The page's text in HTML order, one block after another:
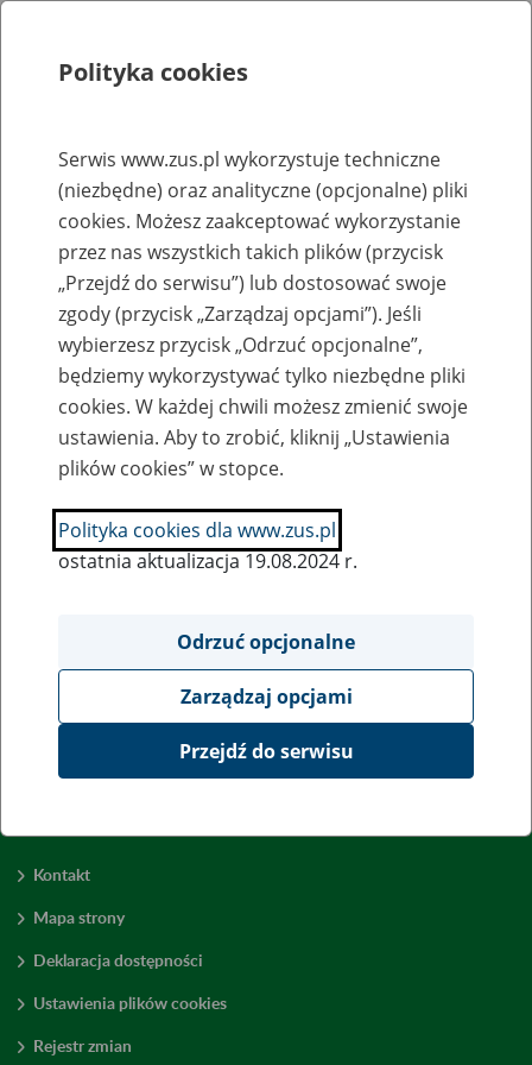
Rejestry, ewidencje i archiwa
Baza zlikwidowanych lub
przekształconych zakładów pracy
Nazwa zakładu pracy:
SZUKAJ
Wyświetl wszystkie
Kontakt
Mapa strony
Deklaracja dostępności
Ustawienia plików cookies
Rejestr zmian
Polityka cookies
Serwis www.zus.pl wykorzystuje techniczne
(niezbędne) oraz analityczne (opcjonalne) pliki
cookies. Możesz zaakceptować wykorzystanie
przez nas wszystkich takich plików (przycisk
„Przejdź do serwisu”) lub dostosować swoje
zgody (przycisk „Zarządzaj opcjami”). Jeśli
wybierzesz przycisk „Odrzuć opcjonalne”,
będziemy wykorzystywać tylko niezbędne pliki
cookies. W każdej chwili możesz zmienić swoje
ustawienia. Aby to zrobić, kliknij „Ustawienia
plików cookies” w stopce.
Polityka cookies dla www.zus.pl
ostatnia aktualizacja 19.08.2024 r.
Odrzuć opcjonalne
Zarządzaj opcjami
Przejdź do serwisu